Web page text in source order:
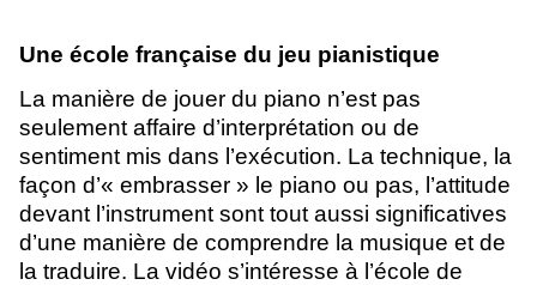
Une école française du jeu pianistique
La manière de jouer du piano n’est pas
seulement affaire d’interprétation ou de
sentiment mis dans l’exécution. La technique, la
façon d’« embrasser » le piano ou pas, l’attitude
devant l’instrument sont tout aussi significatives
d’une manière de comprendre la musique et de
la traduire. La vidéo s’intéresse à l’école de